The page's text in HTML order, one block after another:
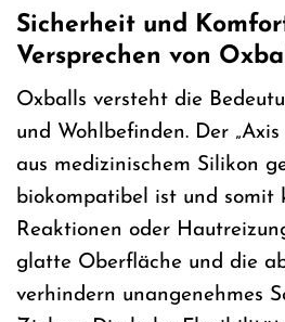
Sicherheit und
Versprechen von
Oxballs versteht die
und Wohlbefinden. Der
aus medizinischem Silikon
biokompatibel ist und somit
Reaktionen oder
glatte Oberfläche und die
verhindern unangenehmes